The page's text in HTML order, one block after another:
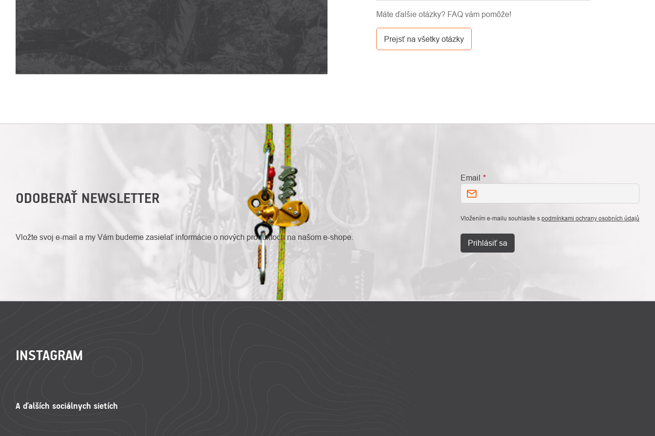
GLS. Cena tejto dopravy je podľa kalkulácie od
dopravcu.
Máte ďalšie otázky? FAQ vám pomôže!
Prejsť na všetky otázky
ODOBERAŤ NEWSLETTER
Vložte svoj e-mail a my Vám budeme zasielať informácie o nových produktoch na našom e-shope.
Email
Vložením e-mailu souhlasíte s podmínkami ochrany osobních údajů
Prihlásiť sa
INSTAGRAM